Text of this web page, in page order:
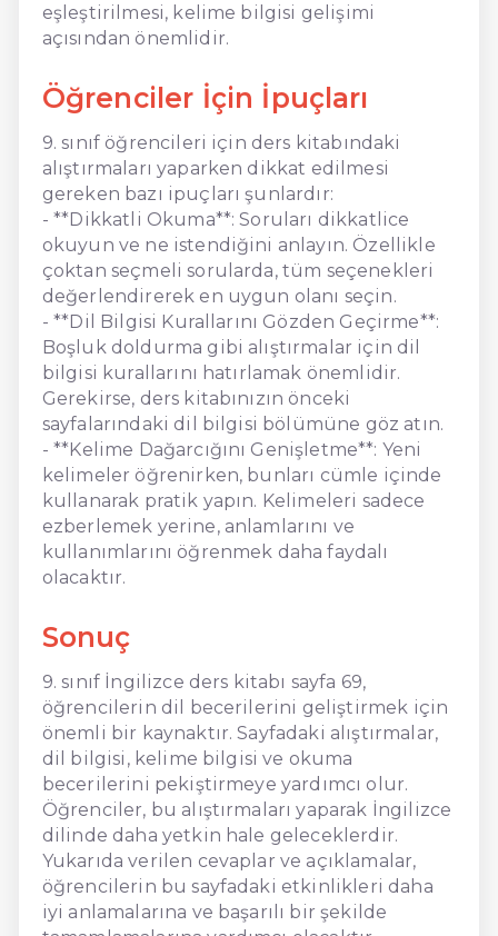
eşleştirilmesi, kelime bilgisi gelişimi
açısından önemlidir.
Öğrenciler İçin İpuçları
9. sınıf öğrencileri için ders kitabındaki
alıştırmaları yaparken dikkat edilmesi
gereken bazı ipuçları şunlardır:
- **Dikkatli Okuma**: Soruları dikkatlice
okuyun ve ne istendiğini anlayın. Özellikle
çoktan seçmeli sorularda, tüm seçenekleri
değerlendirerek en uygun olanı seçin.
- **Dil Bilgisi Kurallarını Gözden Geçirme**:
Boşluk doldurma gibi alıştırmalar için dil
bilgisi kurallarını hatırlamak önemlidir.
Gerekirse, ders kitabınızın önceki
sayfalarındaki dil bilgisi bölümüne göz atın.
- **Kelime Dağarcığını Genişletme**: Yeni
kelimeler öğrenirken, bunları cümle içinde
kullanarak pratik yapın. Kelimeleri sadece
ezberlemek yerine, anlamlarını ve
kullanımlarını öğrenmek daha faydalı
olacaktır.
Sonuç
9. sınıf İngilizce ders kitabı sayfa 69,
öğrencilerin dil becerilerini geliştirmek için
önemli bir kaynaktır. Sayfadaki alıştırmalar,
dil bilgisi, kelime bilgisi ve okuma
becerilerini pekiştirmeye yardımcı olur.
Öğrenciler, bu alıştırmaları yaparak İngilizce
dilinde daha yetkin hale geleceklerdir.
Yukarıda verilen cevaplar ve açıklamalar,
öğrencilerin bu sayfadaki etkinlikleri daha
iyi anlamalarına ve başarılı bir şekilde